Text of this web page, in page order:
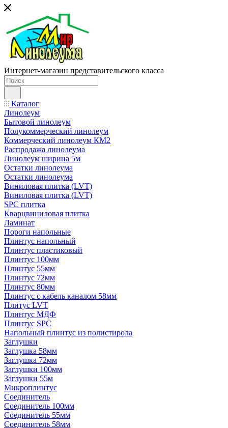
Интернет-магазин представительского класса
Каталог
Линолеум
Бытовой линолеум
Полукоммерческий линолеум
Коммерческий линолеум КМ2
Распродажа линолеума
Линолеум ширина 5м
Остатки линолеума
Остатки линолеума
Виниловая плитка (LVT)
Виниловая плитка (LVT)
SPC плитка
Кварцвиниловая плитка
Ламинат
Пороги напольные
Плинтус напольный
Плинтус пластиковый
Плинтус 100мм
Плинтус 55мм
Плинтус 72мм
Плинтус 80мм
Плинтус с кабель каналом 58мм
Плитус LVT
Плинтус МДФ
Плинтус SPC
Напольный плинтус из полистирола
Заглушки
Заглушка 58мм
Заглушка 72мм
Заглушки 100мм
Заглушки 55м
Микроплинтус
Соединитель
Соединитель 100мм
Соединитель 55мм
Соединитель 58мм